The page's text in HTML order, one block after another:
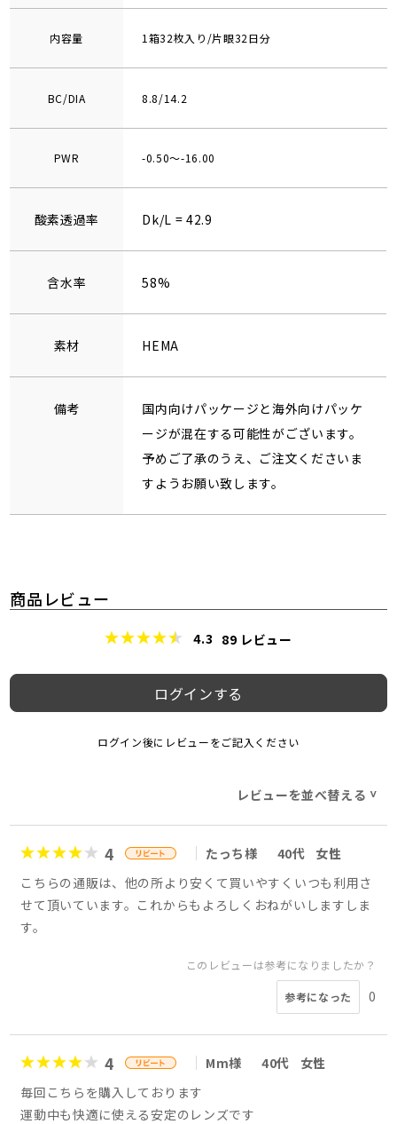
内容量 1箱32枚入り/片眼32日分
BC/DIA 8.8/14.2
PWR -0.50～-16.00
酸素透過率 Dk/L = 42.9
含水率 58%
素材 HEMA
備考
国内向けパッケージと海外向けパッケ
ージが混在する可能性がございます。
予めご了承のうえ、ご注文くださいま
すようお願い致します。
商品レビュー
4.3 89 レビュー
ログインする
ログイン後にレビューをご記入ください
レビューを並べ替える >
4 たっち様 40代
女性
こちらの通販は、他の所より安くて買いやすくいつも利用さ
せて頂いています。これからもよろしくおねがいしますしま
す。
このレビューは参考になりましたか？
参考になった 0
4 Mm様 40代
女性
毎回こちらを購入しております
運動中も快適に使える安定のレンズです